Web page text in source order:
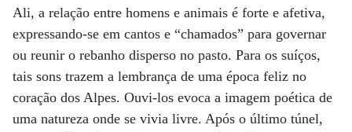
Ali, a relação entre homens e animais é forte e afetiva,
expressando-se em cantos e “chamados” para governar
ou reunir o rebanho disperso no pasto. Para os suíços,
tais sons trazem a lembrança de uma época feliz no
coração dos Alpes. Ouvi-los evoca a imagem poética de
uma natureza onde se vivia livre. Após o último túnel,